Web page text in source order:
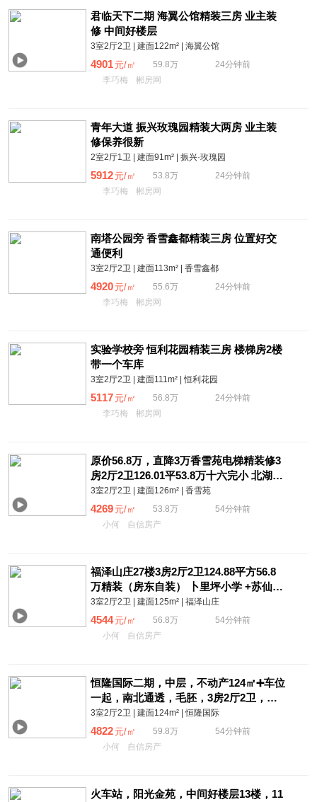
君临天下二期 海翼公馆精装三房 业主装
修 中间好楼层
3室2厅2卫 | 建面122m² | 海翼公馆
4901 元/㎡ 59.8万
24分钟前
李巧梅
郴房网
青年大道 振兴玫瑰园精装大两房 业主装
修保养很新
2室2厅1卫 | 建面91m² | 振兴·玫瑰园
5912 元/㎡ 53.8万
24分钟前
李巧梅
郴房网
南塔公园旁 香雪鑫都精装三房 位置好交
通便利
3室2厅2卫 | 建面113m² | 香雪鑫都
4920 元/㎡ 55.6万
24分钟前
李巧梅
郴房网
实验学校旁 恒利花园精装三房 楼梯房2楼
带一个车库
3室2厅2卫 | 建面111m² | 恒利花园
5117 元/㎡ 56.8万
24分钟前
李巧梅
郴房网
原价56.8万，直降3万香雪苑电梯精装修3
房2厅2卫126.01平53.8万十六完小 北湖实
验
3室2厅2卫 | 建面126m² | 香雪苑
4269 元/㎡ 53.8万
54分钟前
小何
自信房产
福泽山庄27楼3房2厅2卫124.88平方56.8
万精装（房东自装） 卜里坪小学 +苏仙中
学
3室2厅2卫 | 建面125m² | 福泽山庄
4544 元/㎡ 56.8万
54分钟前
小何
自信房产
恒隆国际二期，中层，不动产124㎡➕车位
一起，南北通透，毛胚，3房2厅2卫，满2
年，一口价59.8万（发票76万）
3室2厅2卫 | 建面124m² | 恒隆国际
4822 元/㎡ 59.8万
54分钟前
小何
自信房产
火车站，阳光金苑，中间好楼层13楼，11